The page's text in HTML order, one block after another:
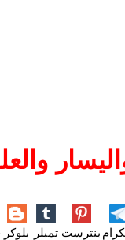
بنترست تمبلر بلوكر